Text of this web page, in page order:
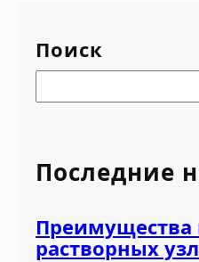
Поиск
e
c
h
Последние
растворных